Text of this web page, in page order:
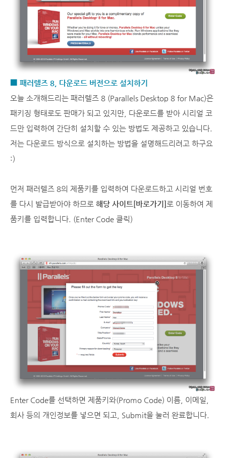
■ 패러렐즈 8, 다운로드 버전으로 설치하기
오늘 소개해드리는 패러렐즈 8 (Parallels Desktop 8 for Mac)은
패키징 형태로도 판매가 되고 있지만, 다운로드를 받아 시리얼 코
드만 입력하여 간단히 설치할 수 있는 방법도 제공하고 있습니다.
저는 다운로드 방식으로 설치하는 방법을 설명해드리려고 하구요
:)
먼저 패러렐즈 8의 제품키를 입력하여 다운로드하고 시리얼 번호
를 다시 발급받아야 하므로 해당 사이트 [바로가기] 로 이동하여 제
품키를 입력합니다. (Enter Code 클릭)
Enter Code를 선택하면 제품키와(Promo Code) 이름, 이메일,
회사 등의 개인정보를 넣으면 되고, Submit을 눌러 완료합니다.